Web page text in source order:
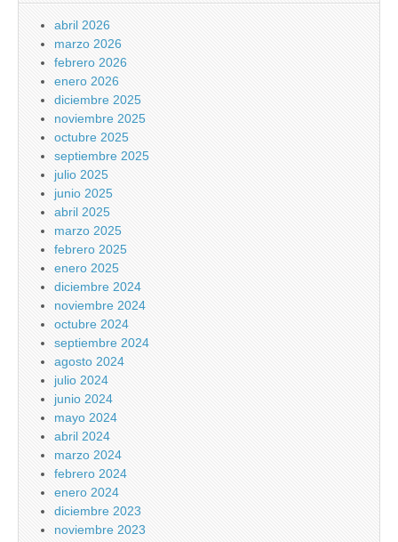
abril 2026
marzo 2026
febrero 2026
enero 2026
diciembre 2025
noviembre 2025
octubre 2025
septiembre 2025
julio 2025
junio 2025
abril 2025
marzo 2025
febrero 2025
enero 2025
diciembre 2024
noviembre 2024
octubre 2024
septiembre 2024
agosto 2024
julio 2024
junio 2024
mayo 2024
abril 2024
marzo 2024
febrero 2024
enero 2024
diciembre 2023
noviembre 2023